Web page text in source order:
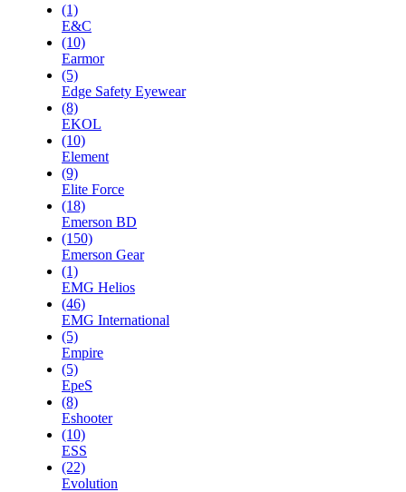
(1)
E&C
(10)
Earmor
(5)
Edge Safety Eyewear
(8)
EKOL
(10)
Element
(9)
Elite Force
(18)
Emerson BD
(150)
Emerson Gear
(1)
EMG Helios
(46)
EMG International
(5)
Empire
(5)
EpeS
(8)
Eshooter
(10)
ESS
(22)
Evolution